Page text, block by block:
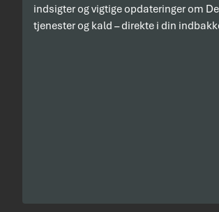
indsigter og vigtige opdateringer om
tjenester og kald – direkte i din